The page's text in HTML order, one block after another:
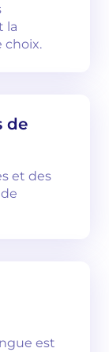
la
choix.
de
et des
est